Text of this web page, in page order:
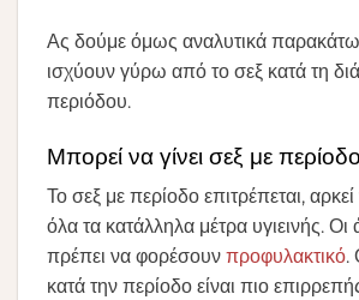
Ας δούμε όμως αναλυτικά
ισχύουν γύρω από το σεξ κατά τη
περιόδου.
Μπορεί να γίνει σεξ με
Το σεξ με περίοδο επιτρέπεται,
όλα τα κατάλληλα μέτρα υγιεινής. Οι
πρέπει να φορέσουν προφυλακτικό.
κατά την περίοδο είναι πιο